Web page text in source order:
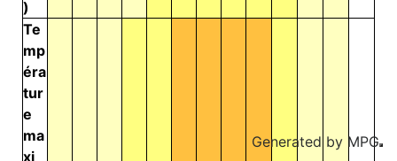
)
Te
mp
éra
tur
e
ma
xi
Generated by MPG